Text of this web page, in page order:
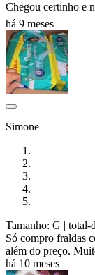
Chegou certinho e
há 9 meses
Simone
Tamanho: G | total-
Só compro fraldas
além do preço.
há 10 meses